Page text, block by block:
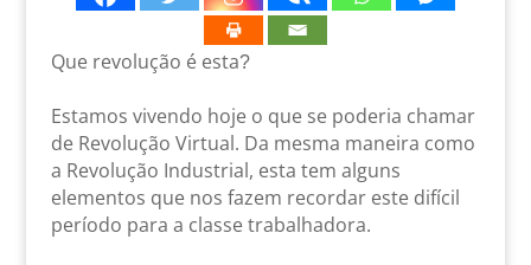
Que revolução é esta?
Estamos vivendo hoje o que se poderia chamar
de Revolução Virtual. Da mesma maneira como
a Revolução Industrial, esta tem alguns
elementos que nos fazem recordar este difícil
período para a classe trabalhadora.